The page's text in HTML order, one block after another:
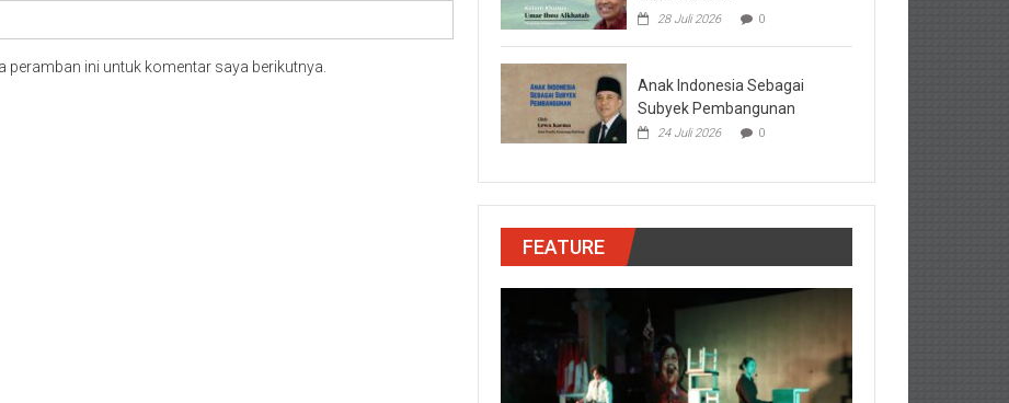
ini untuk komentar saya berikutnya.
28 Juli 2026 0
Anak Indonesia Sebagai
Subyek Pembangunan
24 Juli 2026 0
FEATURE